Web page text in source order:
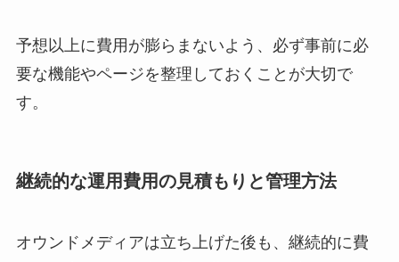
予想以上に費用が膨らまないよう、必ず事前に必
要な機能やページを整理しておくことが大切で
す。
継続的な運用費用の見積もりと管理方法
オウンドメディアは立ち上げた後も、継続的に費